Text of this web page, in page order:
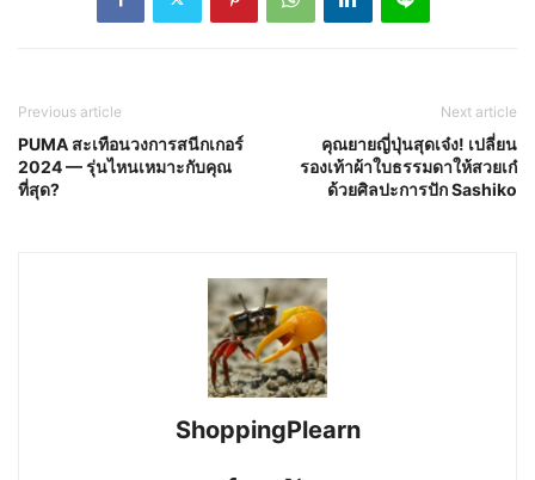
Previous article
PUMA สะเทือนวงการสนีกเกอร์
2024 — รุ่นไหนเหมาะกับคุณ
ที่สุด?
Next article
คุณยายญี่ปุ่นสุดเจ๋ง! เปลี่ยน
รองเท้าผ้าใบธรรมดาให้สวยเก๋
ด้วยศิลปะการปัก Sashiko
ShoppingPlearn